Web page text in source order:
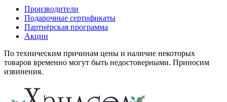
Производители
Подарочные сертификаты
Партнёрская программа
Акции
По техническим причинам цены и наличие некоторых
товаров временно могут быть недостоверными. Приносим
извинения.